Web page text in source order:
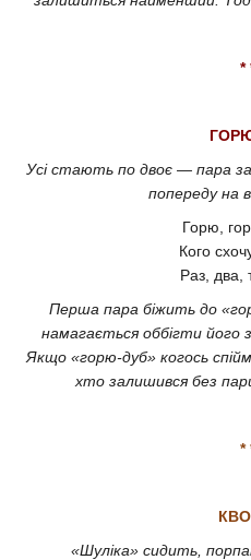
*
Усі стають по двоє — пара
попереду на
Горю,
Кого
Раз, два,
Перша пара біжить до
намагається оббігти його з
Якщо «горю-дуб» когось
хто залишився без
*
«Шуліка» сидить,